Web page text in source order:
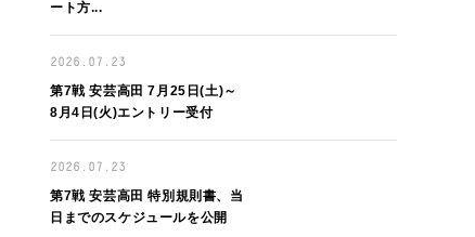
ート⽅...
2026.07.23
第7戦 安芸高田 7月25日(土)～
8月4日(火)エントリー受付
2026.07.23
第7戦 安芸高田 特別規則書、当
日までのスケジュールを公開